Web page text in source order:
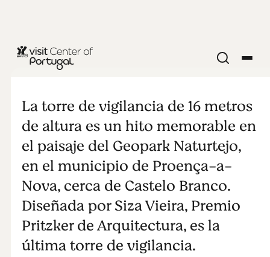
NATURALEZA Y AIRE LIBRE
Torre de Vigia
La torre de vigilancia de 16 metros
de altura es un hito memorable en
el paisaje del Geopark Naturtejo,
en el municipio de Proença-a-
Nova, cerca de Castelo Branco.
Diseñada por Siza Vieira, Premio
Pritzker de Arquitectura, es la
última torre de vigilancia.